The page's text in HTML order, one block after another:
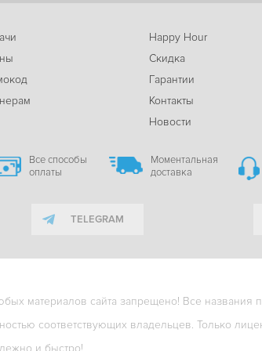
Happy Hour
Скидка
Гарантии
Контакты
Новости
Все способы
оплаты
Моментальная
доставка
TELEGRAM
материалов сайта запрещено! Все названия
соответствующих владельцев. Только
и быстро!